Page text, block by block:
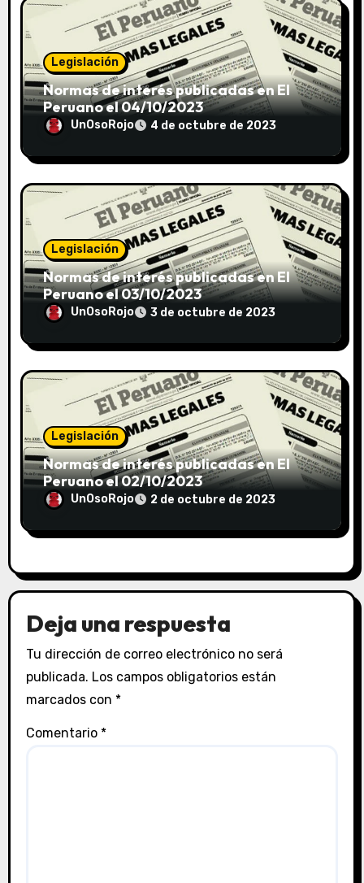
Legislación
Normas de interés publicadas en El
Peruano el 04/10/2023
UnOsoRojo 4 de octubre de 2023
Legislación
Normas de interés publicadas en El
Peruano el 03/10/2023
UnOsoRojo 3 de octubre de 2023
Legislación
Normas de interés publicadas en El
Peruano el 02/10/2023
UnOsoRojo 2 de octubre de 2023
Deja una respuesta
Tu dirección de correo electrónico no será
publicada. Los campos obligatorios están
marcados con *
Comentario *